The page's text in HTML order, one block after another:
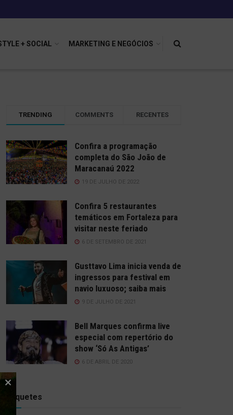
+ SOCIAL MARKETING E NEGÓCIOS
TRENDING COMMENTS RECENTES
Confira a programação
completa do São João de
Maracanaú 2022
19 DE JULHO DE 2022
Confira 5 restaurantes
temáticos em Fortaleza para
visitar neste feriado
6 DE SETEMBRO DE 2021
Gusttavo Lima inicia venda de
ingressos para festival em
navio luxuoso; saiba mais
9 DE JULHO DE 2021
Bell Marques confirma live
especial com repertório do
show ‘Só As Antigas’
6 DE ABRIL DE 2020
Enquetes